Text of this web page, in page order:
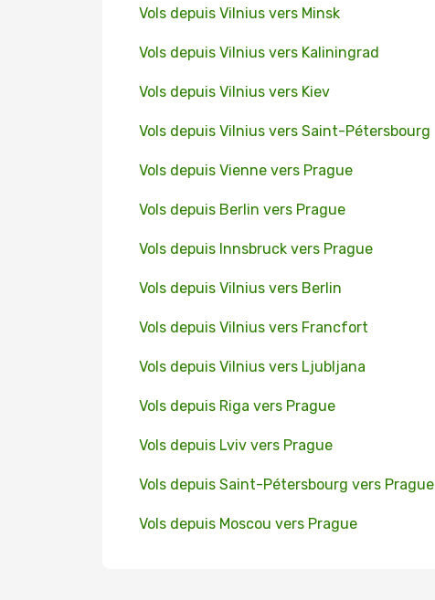
Vols depuis Vilnius vers Minsk
Vols depuis Vilnius vers Kaliningrad
Vols depuis Vilnius vers Kiev
Vols depuis Vilnius vers Saint-Pétersbourg
Vols depuis Vienne vers Prague
Vols depuis Berlin vers Prague
Vols depuis Innsbruck vers Prague
Vols depuis Vilnius vers Berlin
Vols depuis Vilnius vers Francfort
Vols depuis Vilnius vers Ljubljana
Vols depuis Riga vers Prague
Vols depuis Lviv vers Prague
Vols depuis Saint-Pétersbourg vers Prague
Vols depuis Moscou vers Prague